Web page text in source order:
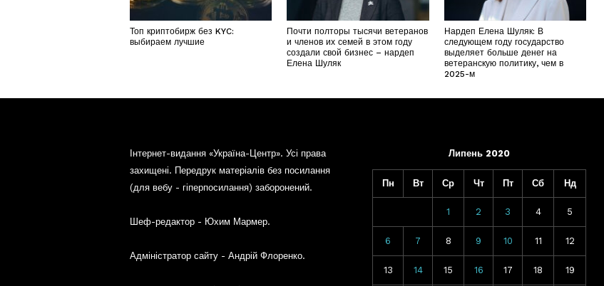
Топ криптобирж без KYC:
выбираем лучшие
Почти полторы тысячи ветеранов
и членов их семей в этом году
создали свой бизнес – нардеп
Елена Шуляк
Нардеп Елена Шуляк: В
следующем году государство
выделяет больше денег на
ветеранскую политику, чем в
2025-м
Інтернет-видання «Україна-Центр». Усі права
захищені. Передрук матеріалів без посилання
(для вебу - гіперпосилання) заборонений.
Шеф-редактор - Юхим Мармер.
Адміністратор сайту - Андрій Флоренко.
Липень 2020
Пн Вт Ср Чт Пт Сб Нд
1 2 3 4 5
6 7 8 9 10 11 12
13 14 15 16 17 18 19